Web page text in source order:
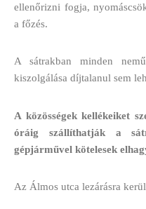
ellenőrizni fogja,
a főzés.
A sátrakban minden
kiszolgálása díjtalanul sem
A közösségek kellékeiket
óráig szállíthatják a
gépjárművel kötelesek
Az Álmos utca lezárásra